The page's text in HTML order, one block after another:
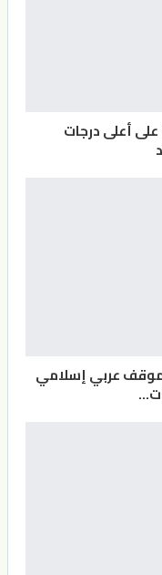
أعلى درجات
موقف عربي إسلامي